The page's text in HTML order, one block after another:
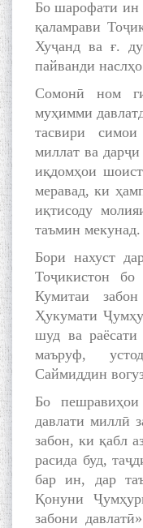
Бо шарофати ин
қаламрави
Хуҷанд ва ғ.
пайванди
Сомонӣ ном
муҳимми
тасвири
миллат ва
иқдомҳои
меравад, ки
иқтисоду
таъмин мекунад.
Бори нахуст
Тоҷикистон
Кумитаи
Ҳукумати
шуд ва
маъруф,
Саймиддин
Бо
давлати миллӣ
забон, ки қабл
расида буд,
бар ин, дар
Қонуни
забони